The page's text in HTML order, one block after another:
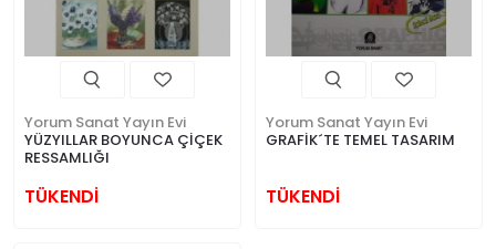
Yorum Sanat Yayın Evi
YÜZYILLAR BOYUNCA ÇİÇEK
RESSAMLIĞI
TÜKENDİ
Yorum Sanat Yayın Evi
GRAFİK´TE TEMEL TASARIM
TÜKENDİ